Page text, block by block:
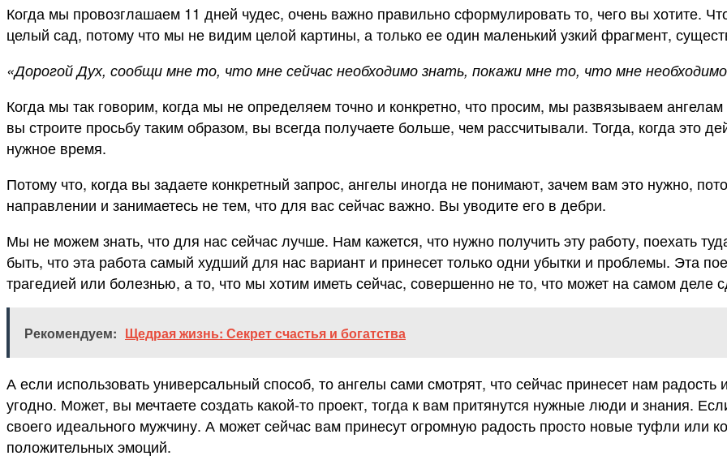
Когда мы провозглашаем 11 дней чудес, очень важно правильно сформулировать то, чего вы хотите.
целый сад, потому что мы не видим целой картины, а только ее один маленький узкий фрагмент,
«Дорогой Дух, сообщи мне то, что мне сейчас необходимо знать, покажи мне то, что мне
Когда мы так говорим, когда мы не определяем точно и конкретно, что просим, мы развязываем
вы строите просьбу таким образом, вы всегда получаете больше, чем рассчитывали. Тогда, когда это
нужное время.
Потому что, когда вы задаете конкретный запрос, ангелы иногда не понимают, зачем вам это нужно,
направлении и занимаетесь не тем, что для вас сейчас важно. Вы уводите его в дебри.
Мы не можем знать, что для нас сейчас лучше. Нам кажется, что нужно получить эту работу, поехать
быть, что эта работа самый худший для нас вариант и принесет только одни убытки и проблемы. Эта
трагедией или болезнью, а то, что мы хотим иметь сейчас, совершенно не то, что может на самом деле
Рекомендуем: Щедрая жизнь: Секрет счастья и богатства
А если использовать универсальный способ, то ангелы сами смотрят, что сейчас принесет нам
угодно. Может, вы мечтаете создать какой-то проект, тогда к вам притянутся нужные люди и знания.
своего идеального мужчину. А может сейчас вам принесут огромную радость просто новые туфли или
положительных эмоций.